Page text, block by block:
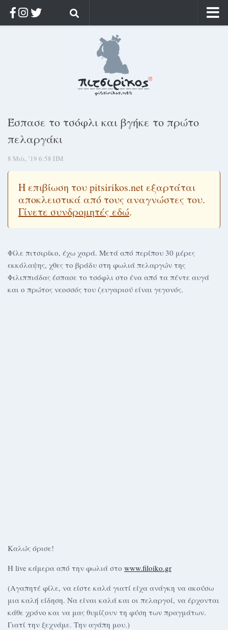
Στοχασμοί & αποφθέγματα
Διαφήμιση
Γίνετε συνδρομητής
Log in
Έσπασε το τσόφλι και βγήκε το πρώτο
πελαργάκι
8 Μάι, ’19 6:58 ΠΜ
Η επιβίωση του pitsirikos.net εξαρτάται
αποκλειστικά από τους αναγνώστες του.
Γίνετε συνδρομητές εδώ.
Φίλε πιτσιρίκο, έχω χαρά. Μετά από περίπου 30 μέρες
εκκόλαψης, χθες το βράδυ στη φωλιά πελαργών της
Φιλιππιάδας έσπασε το τσόφλι στο ένα από τα πέντε αυγά
και ο πρώτος νεοσσός του ζευγαριού είναι γεγονός.
Καλώς όρισε!
Η live κάμερα από την φωλιά στο www.filoiko.gr
(Αγαπητέ φίλε, να είστε καλά γιατί είχα ανάγκη να ακούσω
μια καλή είδηση. Να είναι καλά και οι πελαργοί, να έρχονται
κάθε χρόνο και να μας θυμίζουν τη φύση των πραγμάτων.
Γιατί την ξεχνάμε. Την αγάπη μου.)